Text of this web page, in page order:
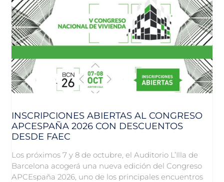
INSCRIPCIONES ABIERTAS AL CONGRESO
APCESPAÑA 2026 CON DESCUENTOS
DESDE FAEC
Los próximos 7 y 8 de octubre, el Auditorio L’Illa de
Barcelona acogerá una nueva edición del Congreso
APCEspaña 2026, uno de los principales encuentros